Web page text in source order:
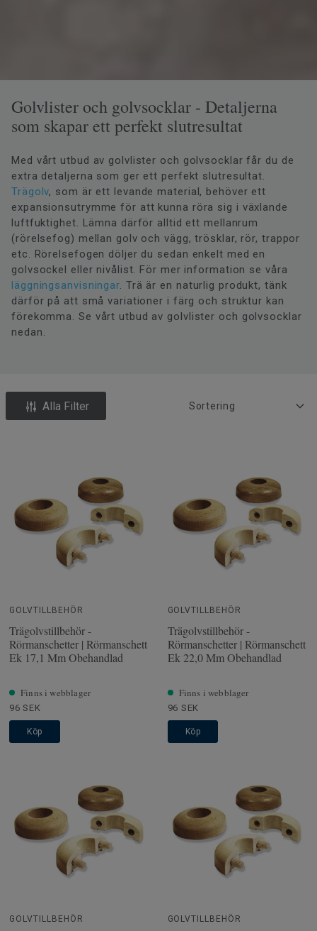
Golvlister och golvsocklar - Detaljerna
som skapar ett perfekt slutresultat
Med vårt utbud av golvlister och golvsocklar får du de
extra detaljerna som ger ett perfekt slutresultat.
Trägolv, som är ett levande material, behöver ett
expansionsutrymme för att kunna röra sig i växlande
luftfuktighet. Lämna därför alltid ett mellanrum
(rörelsefog) mellan golv och vägg, trösklar, rör, trappor
etc. Rörelsefogen döljer du sedan enkelt med en
golvsockel eller nivålist. För mer information se våra
läggningsanvisningar. Trä är en naturlig produkt, tänk
därför på att små variationer i färg och struktur kan
förekomma. Se vårt utbud av golvlister och golvsocklar
nedan.
Alla Filter
GOLVTILLBEHÖR
Trägolvstillbehör -
Rörmanschetter | Rörmanschett
Ek 17,1 Mm Obehandlad
Finns i webblager
96 SEK
Köp
GOLVTILLBEHÖR
Trägolvstillbehör -
Rörmanschetter | Rörmanschett
Ek 22,0 Mm Obehandlad
Finns i webblager
96 SEK
Köp
GOLVTILLBEHÖR GOLVTILLBEHÖR